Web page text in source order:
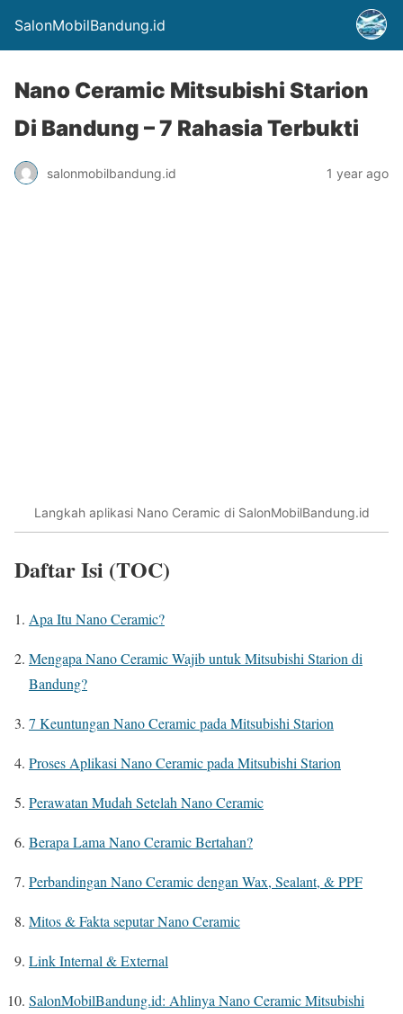
SalonMobilBandung.id
Nano Ceramic Mitsubishi Starion
Di Bandung – 7 Rahasia Terbukti
salonmobilbandung.id 1 year ago
Langkah aplikasi Nano Ceramic di SalonMobilBandung.id
Daftar Isi (TOC)
Apa Itu Nano Ceramic?
Mengapa Nano Ceramic Wajib untuk Mitsubishi Starion di
Bandung?
7 Keuntungan Nano Ceramic pada Mitsubishi Starion
Proses Aplikasi Nano Ceramic pada Mitsubishi Starion
Perawatan Mudah Setelah Nano Ceramic
Berapa Lama Nano Ceramic Bertahan?
Perbandingan Nano Ceramic dengan Wax, Sealant, & PPF
Mitos & Fakta seputar Nano Ceramic
Link Internal & External
SalonMobilBandung.id: Ahlinya Nano Ceramic Mitsubishi